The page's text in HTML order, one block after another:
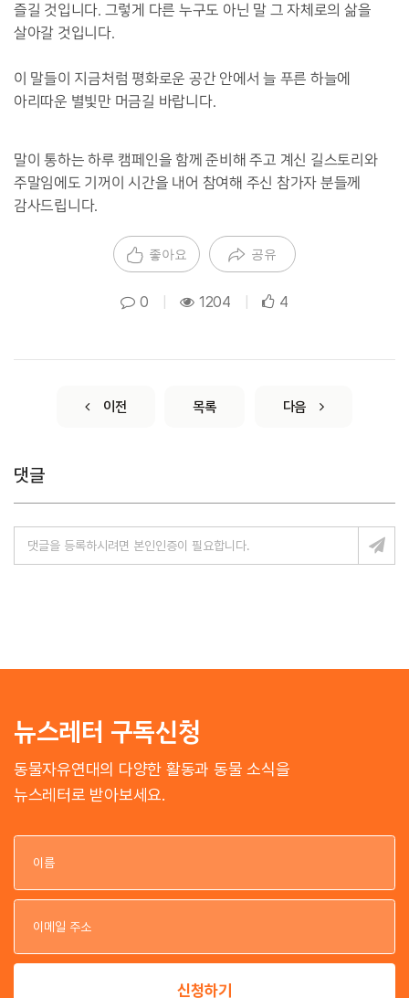
즐길 것입니다. 그렇게 다른 누구도 아닌 말 그 자체로의 삶을
살아갈 것입니다.
이 말들이 지금처럼 평화로운 공간 안에서 늘 푸른 하늘에
아리따운 별빛만 머금길 바랍니다.
말이 통하는 하루 캠페인을 함께 준비해 주고 계신 길스토리와
주말임에도 기꺼이 시간을 내어 참여해 주신 참가자 분들께
감사드립니다.
좋아요 공유
0 1204 4
이전 목록 다음
댓글
뉴스레터 구독신청
동물자유연대의 다양한 활동과 동물 소식을
뉴스레터로 받아보세요.
이
이
신청하기